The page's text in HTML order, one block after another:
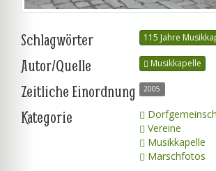
Schlagwörter 115 Jahre
Autor/Quelle Musikkapelle
Zeitliche Einordnung 2005
Kategorie
Vereine
Musikkapelle
Marschfotos